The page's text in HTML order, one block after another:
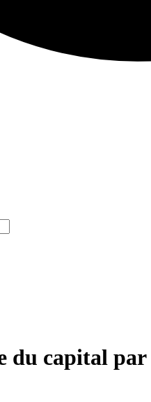
du capital par